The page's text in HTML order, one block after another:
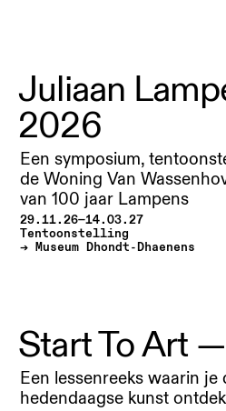
Juliaan
2026
Een symposium,
de Woning Van
van 100 jaar Lampens
29.11.26—14.03.27
Tentoonstelling
Museum Dhondt-Dhaenens
Start To Art
Een lessenreeks waarin je
hedendaagse kunst